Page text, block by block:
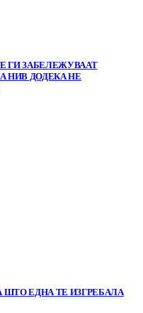
ГИ ЗАБЕЛЕЖУВААТ
НИВ ДОДЕКА НЕ
ШТО ЕДНА ТЕ ИЗГРЕБАЛА